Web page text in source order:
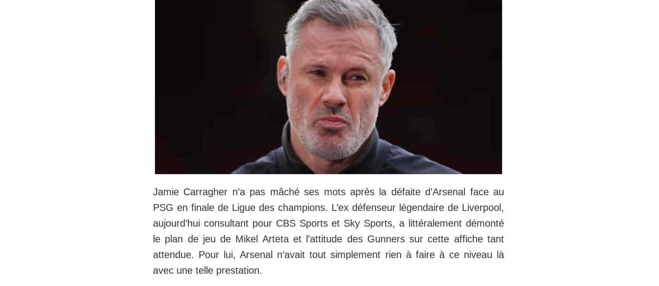
Jamie Carragher n’a pas mâché ses mots après la défaite d’Arsenal face au
PSG en finale de Ligue des champions. L’ex défenseur légendaire de Liverpool,
aujourd’hui consultant pour CBS Sports et Sky Sports, a littéralement démonté
le plan de jeu de Mikel Arteta et l’attitude des Gunners sur cette affiche tant
attendue. Pour lui, Arsenal n’avait tout simplement rien à faire à ce niveau là
avec une telle prestation.